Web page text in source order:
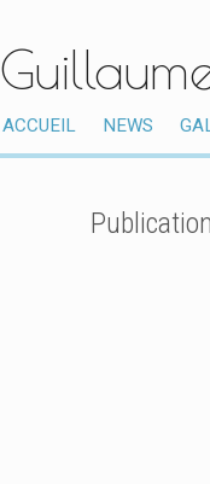
ACCUEIL
NEWS